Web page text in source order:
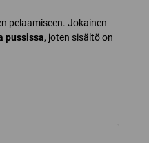
pelaamiseen. Jokainen
pussissa, joten sisältö on